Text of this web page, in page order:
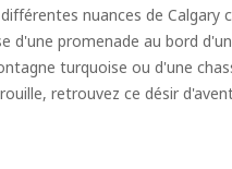
nuances de Calgary
d'une promenade au bord
turquoise ou d'une
retrouvez ce désir